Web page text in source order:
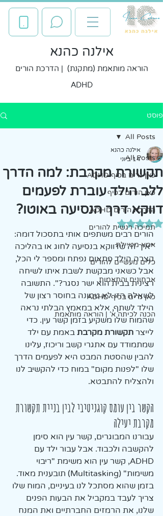
אילנה כהנא
הוראה מותאמת (מתקנת) | הדרכת הורים
ADHD
פוסט
All Posts
כאן גרים בכיף ADHD
כאן הורים בכיף
הדרכת הורים ADHD
תמיכה רגשית להורים
אמא מטיילת
כלים מעשיים להורים
אבחונים והתאמות
כאן גרים בכיף ADHD
הכנה לכיתה א' | הוראה מותאמת
All Posts
תקשורת מקרבת: למה הדרך
ללב הילד עוברת לפעמים
דווקא דרך הנסיעה באוטו?
אילנה כהנא
14 ביוני
דירוג של NaN מתוך 5 כוכבים
הורים רבים משתפים אותי בתסכול דומה:
"איך זה שדווקא בנסיעה לחוג או בהליכה
קצרה הילד פתאום נפתח ומספר לי הכל,
אבל כשאני מבקשת לשבת איתו לשיחה
רצינית בבית הוא ישר נסגר?". התשובה
לשאלה הזו לא טמונה בחוסר רצון של
הילד לשתף, אלא במאמץ הבלתי נראה
שהמוח שלו משקיע בזמן קשר עין. כדי
לייצר תקשורת מקרבת באמת עם ילד
שמתמודד עם אתגרי קשב וריכוז, עלינו
להבין שהסטת המבט היא לפעמים הדרך
שלו "לפנות מקום" במוח כדי להקשיב לנו
ולהצליח להתבטא.
הקשר בין עומס קוגניטיבי לבין בניית תקשורת
מקרבת יעילה
עבורנו המבוגרים, קשר עין הוא סימן
להקשבה ולכבוד. אבל עבור ילד עם
ADHD, קשר עין הוא משימת "ריבוי
משימות" (Multitasking) תובענית מאוד.
בזמן שהוא מסתכל לנו בעיניים, המוח שלו
צריך לעבד במקביל את הבעות הפנים
שלנו, את הרמזים החברתיים ואת המנח